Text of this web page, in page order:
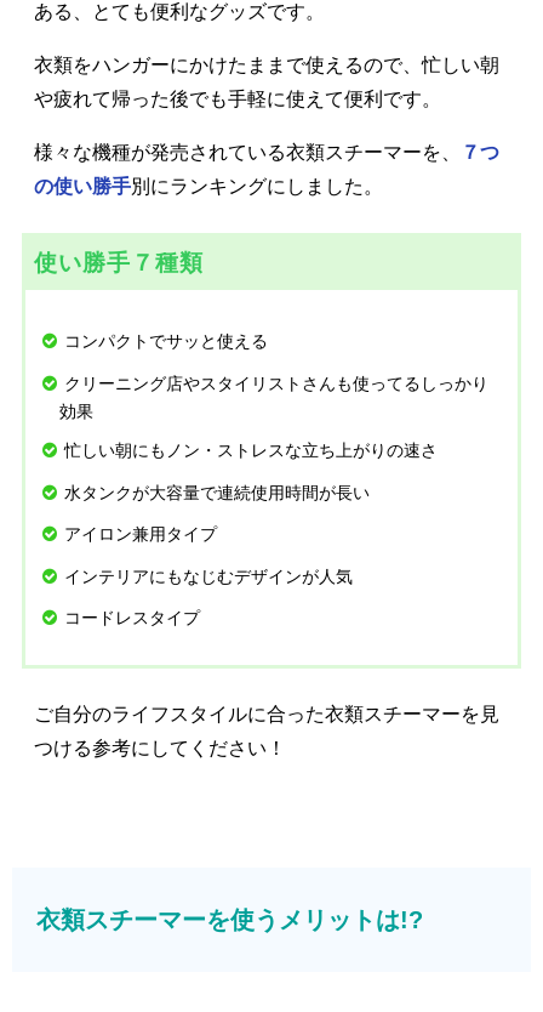
ある、とても便利なグッズです。
衣類をハンガーにかけたままで使えるので、忙しい朝
や疲れて帰った後でも手軽に使えて便利です。
様々な機種が発売されている衣類スチーマーを、
７つ
の使い勝手別にランキングにしました。
使い勝手７種類
コンパクトでサッと使える
クリーニング店やスタイリストさんも使ってるしっかり
効果
忙しい朝にもノン・ストレスな立ち上がりの速さ
水タンクが大容量で連続使用時間が長い
アイロン兼用タイプ
インテリアにもなじむデザインが人気
コードレスタイプ
ご自分のライフスタイルに合った衣類スチーマーを見
つける参考にしてください！
衣類スチーマーを使うメリットは!?